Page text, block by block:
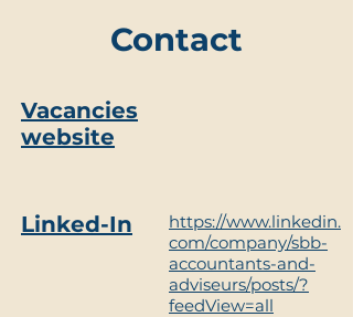
Contact
Vacancies
website
Linked-In
https://www.linkedin.
com/company/sbb-
accountants-and-
adviseurs/posts/?
feedView=all